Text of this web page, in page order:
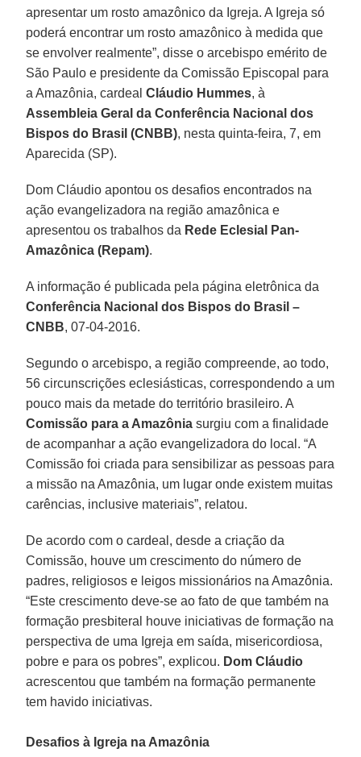
apresentar um rosto amazônico da Igreja. A Igreja só
poderá encontrar um rosto amazônico à medida que
se envolver realmente”, disse o arcebispo emérito de
São Paulo e presidente da Comissão Episcopal para
a Amazônia, cardealCláudio Hummes, à
Assembleia Geral da Conferência Nacional dos
Bispos do Brasil (CNBB), nesta quinta-feira, 7, em
Aparecida (SP).
Dom Cláudio apontou os desafios encontrados na
ação evangelizadora na região amazônica e
apresentou os trabalhos da Rede Eclesial Pan-
Amazônica (Repam).
A informação é publicada pela página eletrônica da
Conferência Nacional dos Bispos do Brasil –
CNBB, 07-04-2016.
Segundo o arcebispo, a região compreende, ao todo,
56 circunscrições eclesiásticas, correspondendo a um
pouco mais da metade do território brasileiro. A
Comissão para a Amazônia surgiu com a finalidade
de acompanhar a ação evangelizadora do local. “A
Comissão foi criada para sensibilizar as pessoas para
a missão na Amazônia, um lugar onde existem muitas
carências, inclusive materiais”, relatou.
De acordo com o cardeal, desde a criação da
Comissão, houve um crescimento do número de
padres, religiosos e leigos missionários na Amazônia.
“Este crescimento deve-se ao fato de que também na
formação presbiteral houve iniciativas de formação na
perspectiva de uma Igreja em saída, misericordiosa,
pobre e para os pobres”, explicou. Dom Cláudio
acrescentou que também na formação permanente
tem havido iniciativas.
Desafios à Igreja na Amazônia